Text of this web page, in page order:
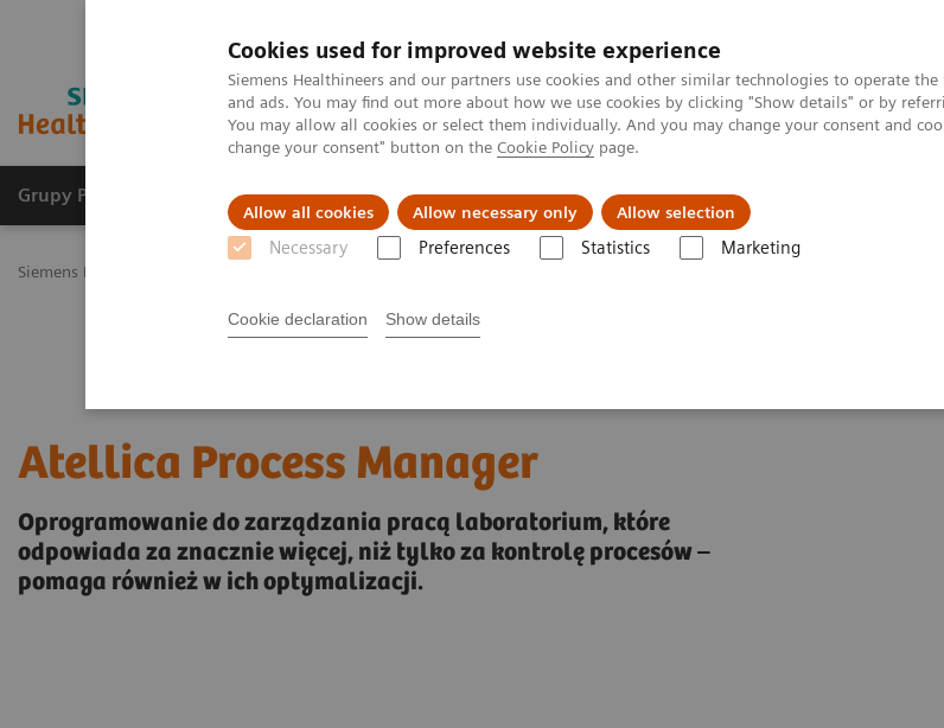
Cookies used for improved website experience
Siemens Healthineers and our partners use cookies and other similar technologies to operate
and ads. You may find out more about how we use cookies by clicking "Show details" or by
You may allow all cookies or select them individually. And you may change your consent and
change your consent" button on the Cookie Policy page.
Allow all cookies Allow necessary only Allow selection
Necessary Preferences Statistics Marketing
Cookie declaration Show details
Grupy Produktów O nas Edukacja i szkolenia
Siemens Healthineers Polska
Atellica Process Manager
Oprogramowanie do zarządzania pracą laboratorium, które
odpowiada za znacznie więcej, niż tylko za kontrolę procesów –
pomaga również w ich optymalizacji.